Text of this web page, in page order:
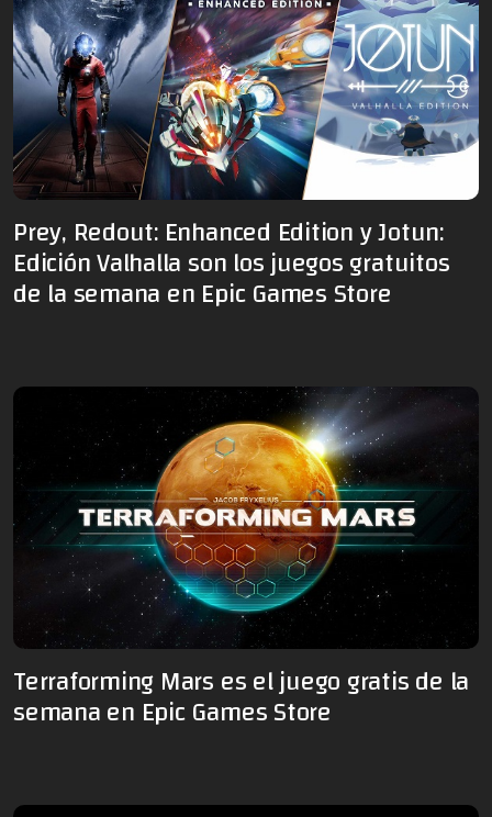
Prey, Redout: Enhanced Edition y Jotun:
Edición Valhalla son los juegos gratuitos
de la semana en Epic Games Store
Terraforming Mars es el juego gratis de la
semana en Epic Games Store